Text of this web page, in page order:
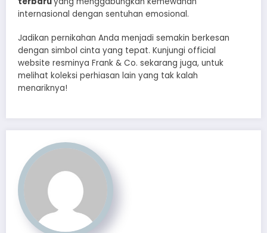
internasional dengan sentuhan emosional.
Jadikan pernikahan Anda menjadi semakin berkesan
dengan simbol cinta yang tepat. Kunjungi official
website resminya Frank & Co. sekarang juga, untuk
melihat koleksi perhiasan lain yang tak kalah
menariknya!